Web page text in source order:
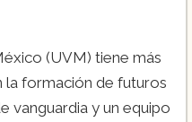
(UVM) tiene más
la formación de futuros
vanguardia y un equipo